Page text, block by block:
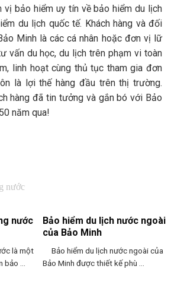
vị bảo hiểm uy tín về bảo hiểm du lịch
du lịch quốc tế. Khách hàng và đối
Minh là các cá nhân hoặc đơn vị lữ
vấn du học, du lịch trên phạm vi toàn
linh hoạt cùng thủ tục tham gia đơn
là lợi thế hàng đầu trên thị trường.
hàng đã tin tưởng và gắn bó với Bảo
năm qua!
nước
là một
...
Bảo hiểm du lịch nước ngoài
của Bảo Minh
Bảo hiểm du lịch nước ngoài của
Bảo Minh được thiết kế phù ...